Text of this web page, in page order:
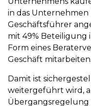
in das Unternehmen
Geschäftsführer
mit 49%
Form eines
Geschäft mitarbeiten.
Damit ist
weitergeführt wird,
Übergangsregelung